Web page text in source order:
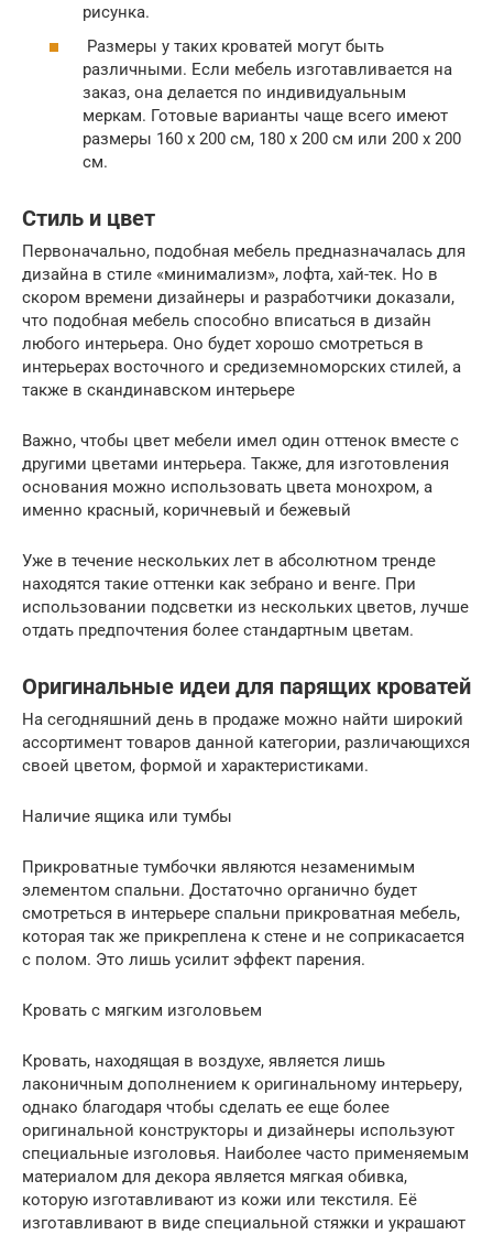
рисунка.
Размеры у таких кроватей могут быть
различными. Если мебель изготавливается на
заказ, она делается по индивидуальным
меркам. Готовые варианты чаще всего имеют
размеры 160 x 200 см, 180 x 200 см или 200 x 200
см.
Стиль и цвет
Первоначально, подобная мебель предназначалась для
дизайна в стиле «минимализм», лофта, хай-тек. Но в
скором времени дизайнеры и разработчики доказали,
что подобная мебель способно вписаться в дизайн
любого интерьера. Оно будет хорошо смотреться в
интерьерах восточного и средиземноморских стилей, а
также в скандинавском интерьере
Важно, чтобы цвет мебели имел один оттенок вместе с
другими цветами интерьера. Также, для изготовления
основания можно использовать цвета монохром, а
именно красный, коричневый и бежевый
Уже в течение нескольких лет в абсолютном тренде
находятся такие оттенки как зебрано и венге. При
использовании подсветки из нескольких цветов, лучше
отдать предпочтения более стандартным цветам.
Оригинальные идеи для парящих кроватей
На сегодняшний день в продаже можно найти широкий
ассортимент товаров данной категории, различающихся
своей цветом, формой и характеристиками.
Наличие ящика или тумбы
Прикроватные тумбочки являются незаменимым
элементом спальни. Достаточно органично будет
смотреться в интерьере спальни прикроватная мебель,
которая так же прикреплена к стене и не соприкасается
с полом. Это лишь усилит эффект парения.
Кровать с мягким изголовьем
Кровать, находящая в воздухе, является лишь
лаконичным дополнением к оригинальному интерьеру,
однако благодаря чтобы сделать ее еще более
оригинальной конструкторы и дизайнеры используют
специальные изголовья. Наиболее часто применяемым
материалом для декора является мягкая обивка,
которую изготавливают из кожи или текстиля. Её
изготавливают в виде специальной стяжки и украшают